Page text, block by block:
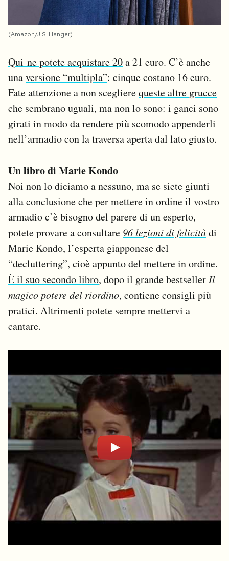
(Amazon/J.S. Hanger)
Qui ne potete acquistare 20a 21 euro. C’è anche
unaversione “multipla”: cinque costano 16 euro.
Fate attenzione a non sceglierequeste altre grucce
che sembrano uguali, ma non lo sono: i ganci sono
girati in modo da rendere più scomodo appenderli
nell’armadio con la traversa aperta dal lato giusto.
Un libro di Marie Kondo
Noi non lo diciamo a nessuno, ma se siete giunti
alla conclusione che per mettere in ordine il vostro
armadio c’è bisogno del parere di un esperto,
potete provare a consultare 96 lezioni di felicitàdi
Marie Kondo, l’esperta giapponese del
“decluttering”, cioè appunto del mettere in ordine.
È il suo secondo libro, dopo il grande bestseller Il
magico potere del riordino, contiene consigli più
pratici. Altrimenti potete sempre mettervi a
cantare.